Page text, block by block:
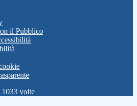
il Pubblico
1033 volte